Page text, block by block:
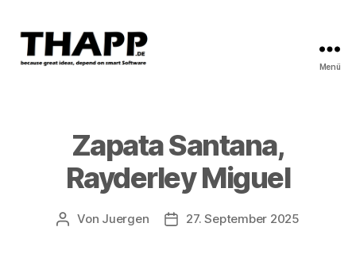
Menü
Zapata Santana,
Rayderley Miguel
Beitragsautor
Von Juergen Beitragsdatum
27. September 2025